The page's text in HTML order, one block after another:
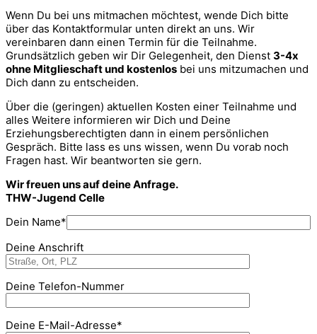
Wenn Du bei uns mitmachen möchtest, wende Dich bitte
über das Kontaktformular unten direkt an uns. Wir
vereinbaren dann einen Termin für die Teilnahme.
Grundsätzlich geben wir Dir Gelegenheit, den Dienst 3-4x
ohne Mitglieschaft und kostenlos bei uns mitzumachen und
Dich dann zu entscheiden.
Über die (geringen) aktuellen Kosten einer Teilnahme und
alles Weitere informieren wir Dich und Deine
Erziehungsberechtigten dann in einem persönlichen
Gespräch. Bitte lass es uns wissen, wenn Du vorab noch
Fragen hast. Wir beantworten sie gern.
Wir freuen uns auf deine Anfrage.
THW-Jugend Celle
Dein Name*
Deine Anschrift
Deine Telefon-Nummer
Deine E-Mail-Adresse*